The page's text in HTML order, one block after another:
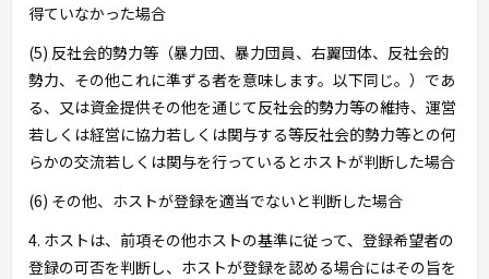
得ていなかった場合
(5) 反社会的勢力等（暴力団、暴力団員、右翼団体、反社会的
勢力、その他これに準ずる者を意味します。以下同じ。）であ
る、又は資金提供その他を通じて反社会的勢力等の維持、運営
若しくは経営に協力若しくは関与する等反社会的勢力等との何
らかの交流若しくは関与を行っているとホストが判断した場合
(6) その他、ホストが登録を適当でないと判断した場合
4. ホストは、前項その他ホストの基準に従って、登録希望者の
登録の可否を判断し、ホストが登録を認める場合にはその旨を